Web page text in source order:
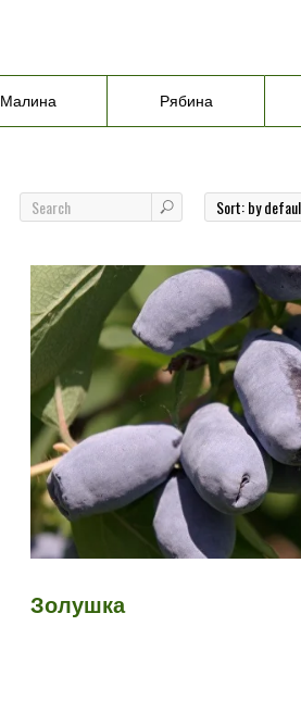
Малина Рябина
Золушка